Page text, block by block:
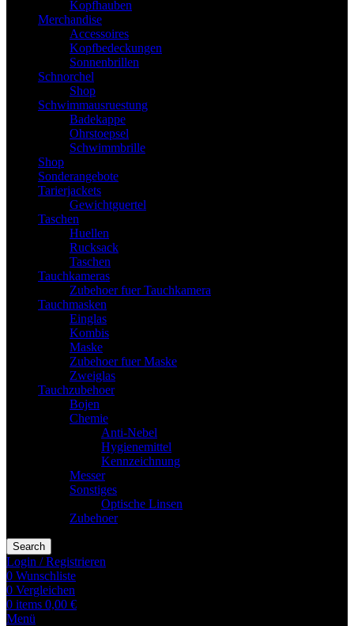
Kopfhauben
Merchandise
Accessoires
Kopfbedeckungen
Sonnenbrillen
Schnorchel
Shop
Schwimmausruestung
Badekappe
Ohrstoepsel
Schwimmbrille
Shop
Sonderangebote
Tarierjackets
Gewichtguertel
Taschen
Huellen
Rucksack
Taschen
Tauchkameras
Zubehoer fuer Tauchkamera
Tauchmasken
Einglas
Kombis
Maske
Zubehoer fuer Maske
Zweiglas
Tauchzubehoer
Bojen
Chemie
Anti-Nebel
Hygienemittel
Kennzeichnung
Messer
Sonstiges
Optische Linsen
Zubehoer
Search
Login / Registrieren
0 Wunschliste
0 Vergleichen
0 items 0,00 €
Menü